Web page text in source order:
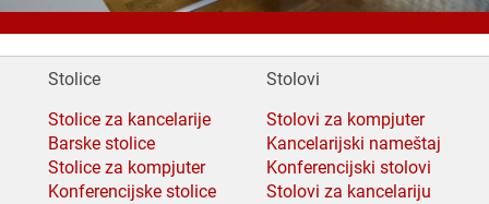
Stolice
Stolice za kancelarije
Barske stolice
Stolice za kompjuter
Konferencijske stolice
Stolovi
Stolovi za kompjuter
Kancelarijski nameštaj
Konferencijski stolovi
Stolovi za kancelariju